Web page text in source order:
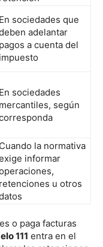
En sociedades que
adelantar
pagos a cuenta del
impuesto
En sociedades
mercantiles, según
Cuando la normativa
informar
retenciones u otros
o paga facturas
111 entra en el